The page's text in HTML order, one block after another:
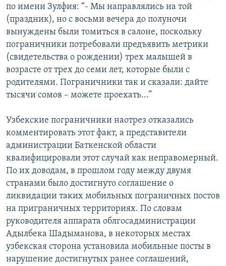
по имени Зулфия: “- Мы направлялись на той
(праздник), но с восьми вечера до полуночи
вынуждены были томиться в салоне, поскольку
пограничники потребовали предъявить метрики
(свидетельства о рождении) трех малышей в
возрасте от трех до семи лет, которые были с
родителями. Пограничники так и сказали: дайте
тысячи сомов – можете проехать...”
Узбекские пограничники наотрез отказались
комментировать этот факт, а представители
администрации Баткенской области
квалифицировали этот случай как неправомерный.
По их доводам, в прошлом году между двумя
странами было достигнуто соглашение о
ликвидации таких мобильных пограничных постов
на приграничных территориях. По словам
руководителя аппарата облгосадминистрации
Адылбека Шадыманова, в некоторых местах
узбекская сторона установила мобильные посты в
нарушение достигнутых ранее соглашений,